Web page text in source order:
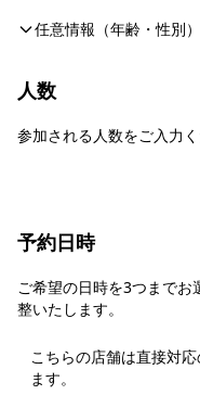
任意情報（年齢・性別）
人数
参加される人数をご入力
予約日時
ご希望の日時を3つまで
整いたします。
こちらの店舗は直接対
ます。